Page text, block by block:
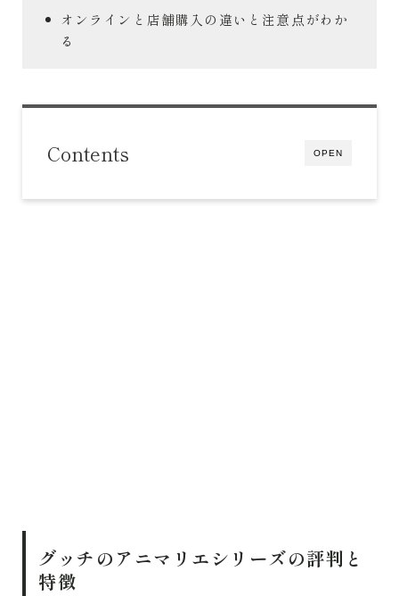
オンラインと店舗購入の違いと注意点がわか
る
OPEN
Contents
グッチのアニマリエシリーズの評判と
特徴